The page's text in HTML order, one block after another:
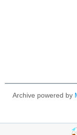
Archive powered by